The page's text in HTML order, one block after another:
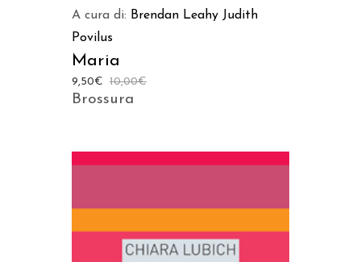
A cura di: Brendan Leahy Judith
Povilus
Maria
10,00€
9,50€
Brossura